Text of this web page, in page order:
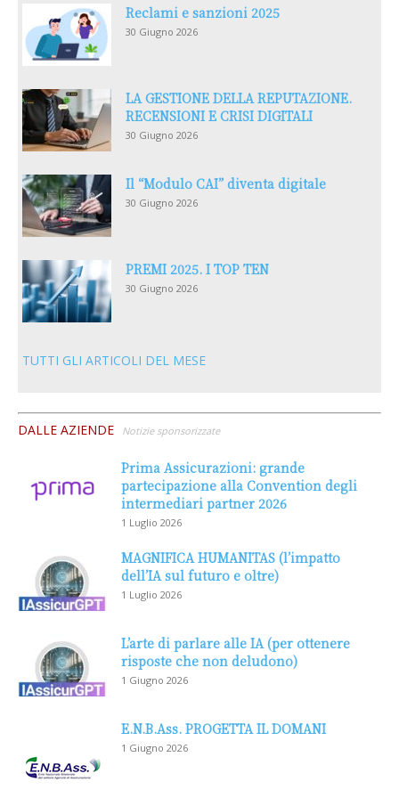
Reclami e sanzioni 2025
30 Giugno 2026
LA GESTIONE DELLA REPUTAZIONE.
RECENSIONI E CRISI DIGITALI
30 Giugno 2026
Il “Modulo CAI” diventa digitale
30 Giugno 2026
PREMI 2025. I TOP TEN
30 Giugno 2026
TUTTI GLI ARTICOLI DEL MESE
DALLE AZIENDE Notizie sponsorizzate
Prima Assicurazioni: grande
partecipazione alla Convention degli
intermediari partner 2026
1 Luglio 2026
MAGNIFICA HUMANITAS (l’impatto
dell’IA sul futuro e oltre)
1 Luglio 2026
L’arte di parlare alle IA (per ottenere
risposte che non deludono)
1 Giugno 2026
E.N.B.Ass. PROGETTA IL DOMANI
1 Giugno 2026